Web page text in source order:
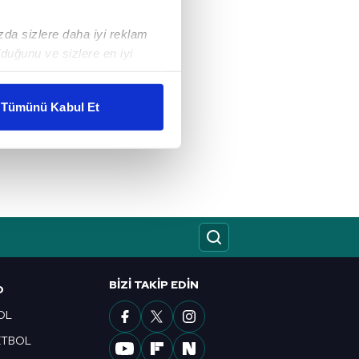
sizlere daha iyi reklam
ve sizlere en iyi
gösterilmeyecektir."
ve sitemizde ilgili
Tümünü Kabul Et
BIZI TAKIP EDIN